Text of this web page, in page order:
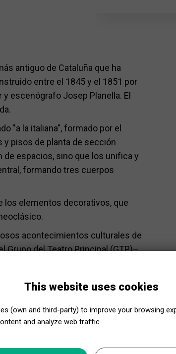
antiguo de Cataluña que ha
entre el 1845 y el 1851 por
escenógrafo Josep Planella. El
"a la italiana", formado por el
y pisos de planta de sección
espacios, sino que los unifica y
formando tres cuerpos
los elementos decorativos, que
acontecimientos culturales de
Grupo del Teatro Principal (GTP)–
la ciudad.
de unas obras de rehabilitación
fue reinaugurado.
uno de sus edificios más
teatral periódica y de
This website uses cookies
(own and third-party) to improve your browsing
and analyze web traffic.